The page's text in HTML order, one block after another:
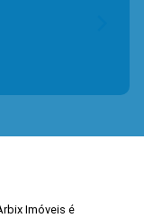
Imóveis é